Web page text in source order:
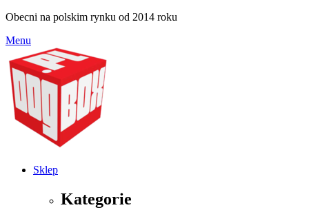
Obecni na polskim rynku od 2014 roku
Menu
Sklep
Kategorie